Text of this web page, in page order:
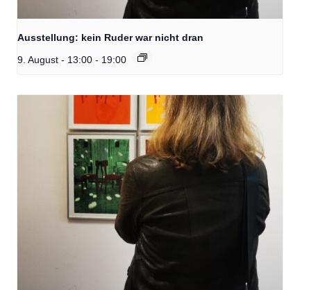
Ausstellung: kein Ruder war nicht dran
9. August - 13:00 - 19:00